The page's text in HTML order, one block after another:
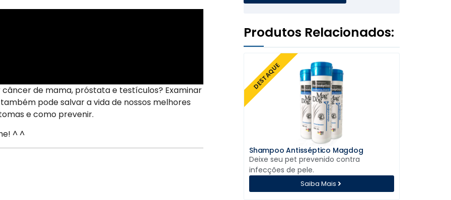
de mama, próstata e testículos? Examinar
pode salvar a vida de nossos melhores
e como prevenir.
^ ^
Produtos Relacionados:
DESTAQUE
Saiba Mais
Shampoo Antisséptico Magdog
Deixe seu pet prevenido contra
infecções de pele.